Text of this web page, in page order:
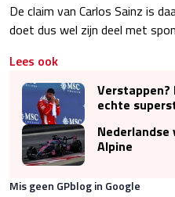
De claim van Carlos Sainz is
doet dus wel zijn deel met
Lees ook
Verstappen?
echte
Alpine
Mis geen GPblog in Google